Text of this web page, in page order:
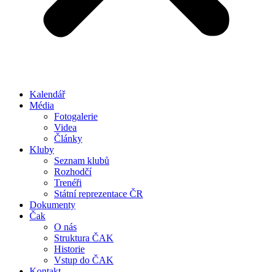
Kalendář
Média
Fotogalerie
Videa
Články
Kluby
Seznam klubů
Rozhodčí
Trenéři
Státní reprezentace ČR
Dokumenty
Čak
O nás
Struktura ČAK
Historie
Vstup do ČAK